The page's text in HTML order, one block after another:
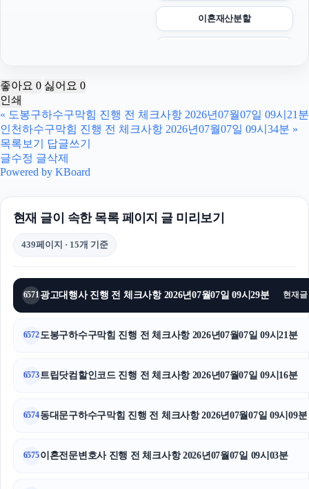
이혼재산분할
안산피부과
인스타그램 팔로워 늘리기
이혼상담
좋아요 0 싫어요 0
인쇄
« 도봉구하수구막힘 진행 전 체크사항 2026년07월07일 09시21분
인천하수구막힘 진행 전 체크사항 2026년07월07일 09시34분 »
목록보기
답글쓰기
글수정 글삭제
Powered by KBoard
현재 글이 속한 목록 페이지 글 미리보기
439페이지 · 15개 기준
6571광고대행사 진행 전 체크사항 2026년07월07일 09시29분 현재글
6572 도봉구하수구막힘 진행 전 체크사항 2026년07월07일 09시21분
6573트립닷컴할인코드 진행 전 체크사항 2026년07월07일 09시16분
6574동대문구하수구막힘 진행 전 체크사항 2026년07월07일 09시09분
6575이혼전문변호사 진행 전 체크사항 2026년07월07일 09시03분